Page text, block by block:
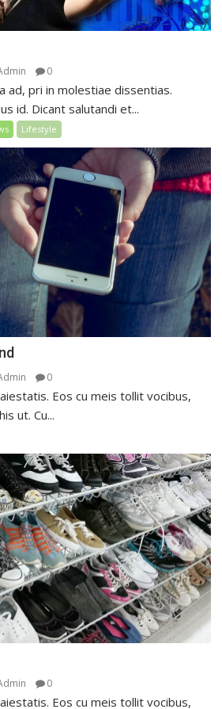
0
ad, pri in molestiae dissentias.
id. Dicant salutandi et...
Lifestyle
0
Eos cu meis tollit vocibus,
ut. Cu...
0
Eos cu meis tollit vocibus,